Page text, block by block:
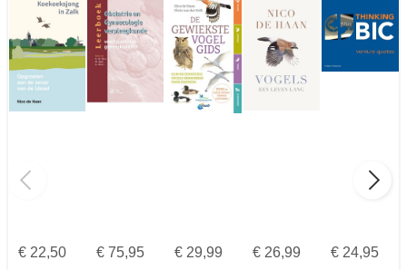
€22,50 €75,95 € 29,99 € 26,99 € 24,95